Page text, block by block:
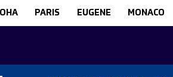
PARIS EUGENE MONACO